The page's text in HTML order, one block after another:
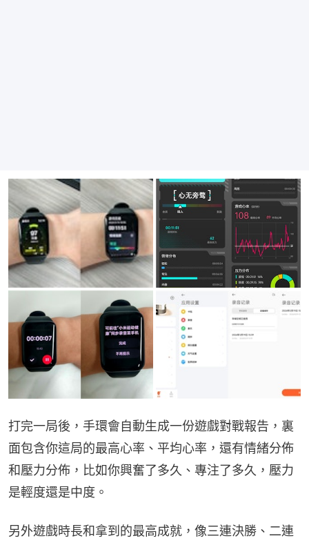
打完一局後，手環會自動生成一份遊戲對戰報告，裏
面包含你這局的最高心率、平均心率，還有情緒分佈
和壓力分佈，比如你興奮了多久、專注了多久，壓力
是輕度還是中度。
另外遊戲時長和拿到的最高成就，像三連決勝、二連